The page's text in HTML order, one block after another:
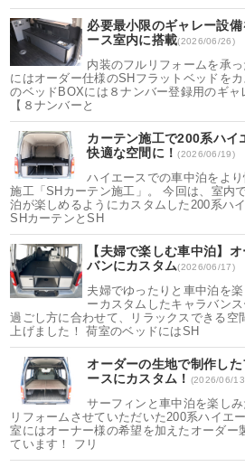
必要最小限のギャレー設
ース室内に搭載(2026/06/26)
内装のフルリフォームを承
にはオーダー仕様のSHフラットベッドを
のベッドBOXには８ナンバー登録用のギャ
【８ナンバーと
カーテン施工で200系ハイ
快適な空間に！(2026/06/19)
ハイエースでの車中泊をよ
施工「SHカーテン施工」。 今回は、室内
泊が楽しめるようにカスタムした200系ハ
SHカーテンとSH
【夫婦で楽しむ車中泊】
バンにカスタム(2026/06/17)
夫婦でゆったりと車中泊を
ーカスタムしたキャラバン
過ごし方に合わせて、リラックスできる空
上げました！ 荷室のベッドにはSH
オーダーの生地で制作し
ースにカスタム！ (2026/06/
サーフィンと車中泊を楽し
リフォームさせていただいた200系ハイエ
室にはオーナー様の希望を加えたオーダー
ています！ フリ